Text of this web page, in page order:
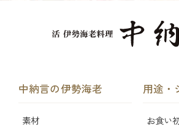
中納言の伊勢海老
素材
用途・
お食い